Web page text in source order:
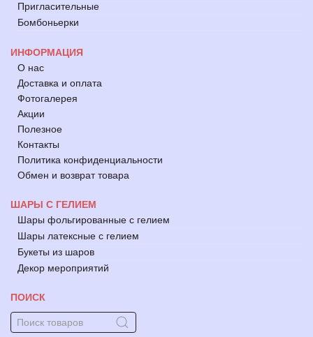
Пригласительные
Бомбоньерки
ИНФОРМАЦИЯ
О нас
Доставка и оплата
Фотогалерея
Акции
Полезное
Контакты
Политика конфиденциальности
Обмен и возврат товара
ШАРЫ С ГЕЛИЕМ
Шары фольгированные с гелием
Шары латексные с гелием
Букеты из шаров
Декор мероприятий
ПОИСК